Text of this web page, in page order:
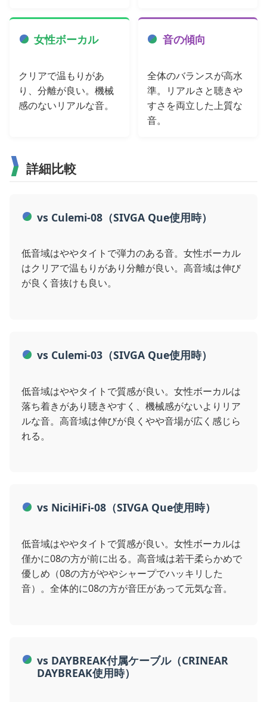
女性ボーカル
クリアで温もりがあ
り、分離が良い。機械
感のないリアルな音。
音の傾向
全体のバランスが高水
準。リアルさと聴きや
すさを両立した上質な
音。
詳細比較
vs Culemi-08（SIVGA Que使用時）
低音域はややタイトで弾力のある音。女性ボーカル
はクリアで温もりがあり分離が良い。高音域は伸び
が良く音抜けも良い。
vs Culemi-03（SIVGA Que使用時）
低音域はややタイトで質感が良い。女性ボーカルは
落ち着きがあり聴きやすく、機械感がないよりリア
ルな音。高音域は伸びが良くやや音場が広く感じら
れる。
vs NiciHiFi-08（SIVGA Que使用時）
低音域はややタイトで質感が良い。女性ボーカルは
僅かに08の方が前に出る。高音域は若干柔らかめで
優しめ（08の方がややシャープでハッキリした
音）。全体的に08の方が音圧があって元気な音。
vs DAYBREAK付属ケーブル（CRINEAR
DAYBREAK使用時）